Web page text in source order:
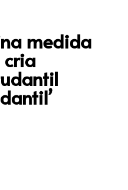
medida
cria